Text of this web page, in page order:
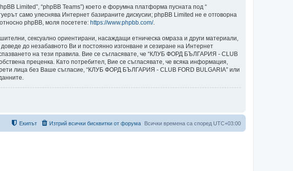
Limited”, “phpBB Teams”) което е форумна платформа пусната под “
само улеснява Интернет базираните дискусии; phpBB Limited не е отговорна
phpBB, моля посетете: https://www.phpbb.com/.
сексуално ориентирани, насаждащи етническа омраза и други материали,
до незабавното Ви и постоянно изгонване и сезиране на Интернет
на тези правила. Вие се съгласявате, че “КЛУБ ФОРД БЪЛГАРИЯ - CLUB
преценка. Като потребител, Вие се съгласявате, че всяка информация,
лица без Ваше съгласие, “КЛУБ ФОРД БЪЛГАРИЯ - CLUB FORD BULGARIA” или
Всички времена са според UTC+03:00
Изтрий всички бисквитки от форума
Екипът